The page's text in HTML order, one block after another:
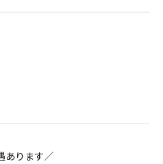
あります／